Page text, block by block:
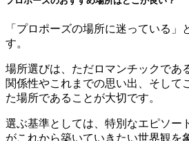
「プロポーズの場所に迷っている
す。
場所選びは、ただロマンチックであ
関係性やこれまでの思い出、そして
た場所であることが大切です。
選ぶ基準としては、特別なエピソー
がこれから築いていきたい世界観を